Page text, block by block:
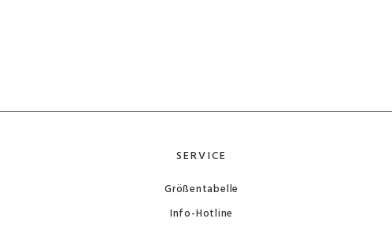
SERVICE
Größentabelle
Info-Hotline